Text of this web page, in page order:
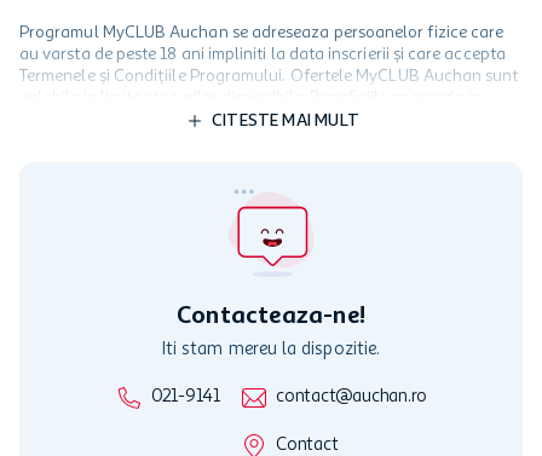
Programul MyCLUB Auchan se adreseaza persoanelor fizice care
au varsta de peste 18 ani impliniti la data inscrierii și care accepta
Termenele și Condițiile Programului. Ofertele MyCLUB Auchan sunt
limita a 12 unitati / card client o singura data in perioada promotiei.
activitati in afara celor mentionate in Termene si Conditii. Auchan
nu raspunde pentru imposibilitatea utilizarii Cardului in perioada in
care aceste este suspendat sau in perioada in care sunt efectuate
CITESTE MAI MULT
Contacteaza-ne!
Iti stam mereu la dispozitie.
021-9141 contact@auchan.ro
Contact